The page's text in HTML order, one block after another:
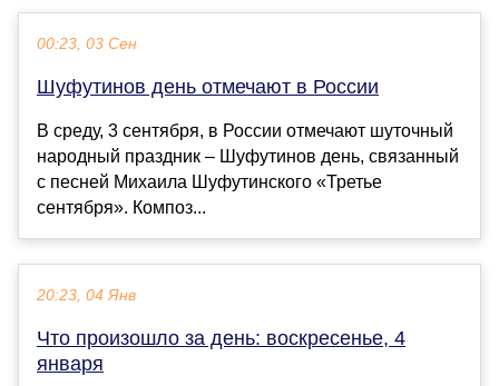
00:23, 03 Сен
Шуфутинов день отмечают в России
В среду, 3 сентября, в России отмечают шуточный
народный праздник – Шуфутинов день, связанный
с песней Михаила Шуфутинского «Третье
сентября». Композ...
20:23, 04 Янв
Что произошло за день: воскресенье, 4
января